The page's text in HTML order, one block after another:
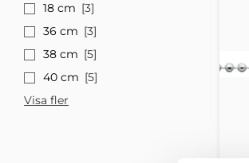
18 cm
3
36 cm
3
38 cm
5
40 cm
5
Visa fler